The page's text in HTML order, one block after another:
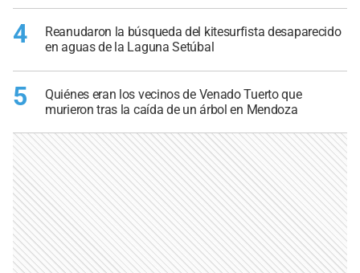
4
Reanudaron la búsqueda del kitesurfista desaparecido
en aguas de la Laguna Setúbal
5
Quiénes eran los vecinos de Venado Tuerto que
murieron tras la caída de un árbol en Mendoza